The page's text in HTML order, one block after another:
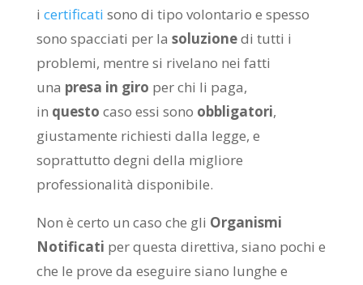
i certificati sono di tipo volontario e spesso
sono spacciati per la soluzionedi tutti i
problemi, mentre si rivelano nei fatti
una presa in giro per chi li paga,
in questo caso essi sono obbligatori,
giustamente richiesti dalla legge, e
soprattutto degni della migliore
professionalità disponibile.
Non è certo un caso che gli Organismi
Notificati per questa direttiva, siano pochi e
che le prove da eseguire siano lunghe e